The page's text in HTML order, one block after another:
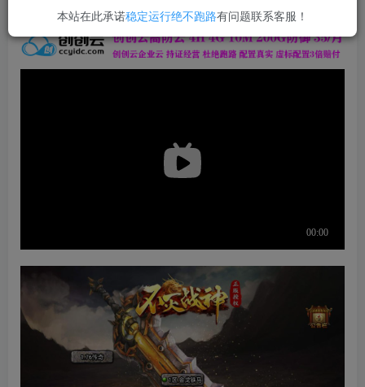
本站在此承诺稳定运行绝不跑路有问题联系客服！